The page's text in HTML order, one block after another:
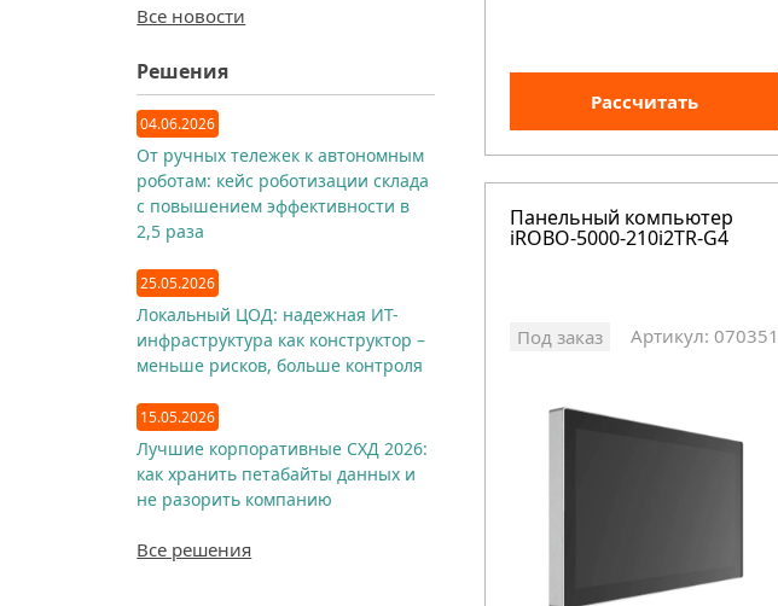
Все новости
Решения
04.06.2026
От ручных тележек к автономным
роботам: кейс роботизации склада
с повышением эффективности в
2,5 раза
25.05.2026
Локальный ЦОД: надежная ИТ-
инфраструктура как конструктор –
меньше рисков, больше контроля
15.05.2026
Лучшие корпоративные СХД 2026:
как хранить петабайты данных и
не разорить компанию
Все решения
Рассчитать
Панельный компьютер
iROBO-5000-210i2TR-G4
Под заказ Артикул: 070351